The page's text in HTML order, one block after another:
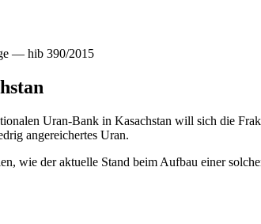
— hib 390/2015
Uran-Bank in Kasachstan will sich die
angereichertes Uran.
wie der aktuelle Stand beim Aufbau einer